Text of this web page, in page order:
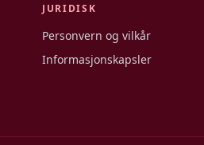
JURIDISK
Personvern og vilkår
Informasjonskapsler